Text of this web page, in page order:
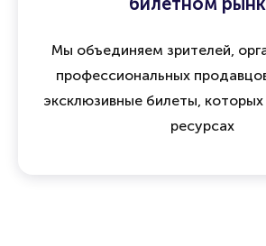
Мы объединяем зрителей,
профессиональных
эксклюзивные билеты, которых
ресурсах